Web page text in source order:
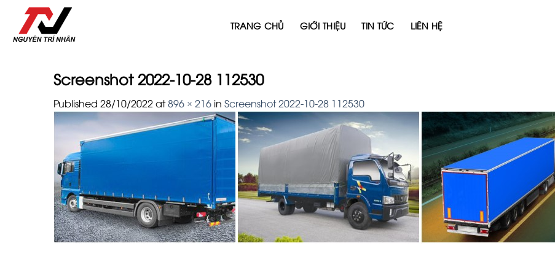
content
TRANG CHỦ GIỚI THIỆU TIN TỨC LIÊN HỆ
Screenshot 2022-10-28 112530
Published 28/10/2022at896 × 216 in Screenshot 2022-10-28 112530